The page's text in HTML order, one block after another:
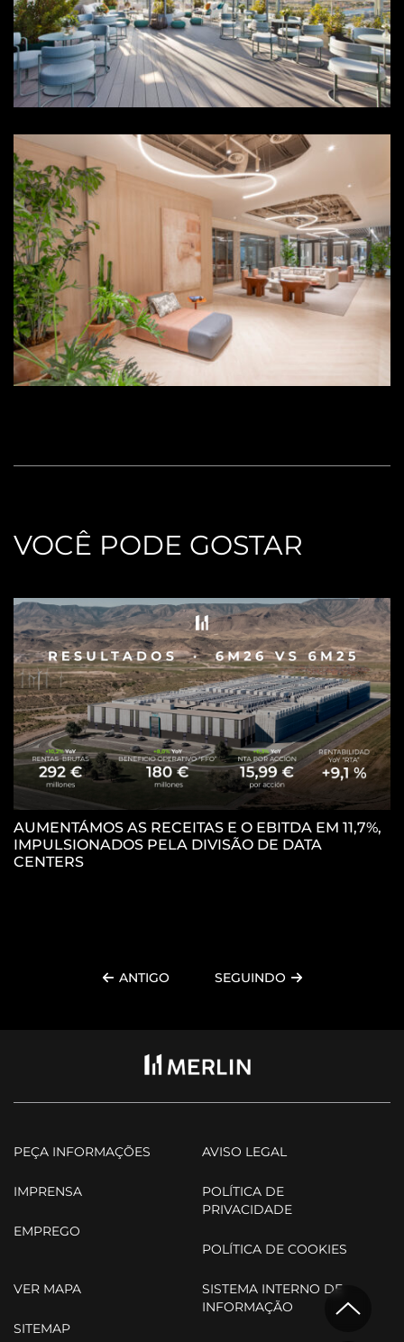
VOCÊ PODE GOSTAR
AUMENTÁMOS AS RECEITAS E O EBITDA EM 11,7%,
IMPULSIONADOS PELA DIVISÃO DE DATA
CENTERS
ANTIGO SEGUINDO
PEÇA INFORMAÇÕES
IMPRENSA
EMPREGO
AVISO LEGAL
POLÍTICA DE
PRIVACIDADE
POLÍTICA DE COOKIES
VER MAPA
SITEMAP
SISTEMA INTERNO DE
INFORMAÇÃO